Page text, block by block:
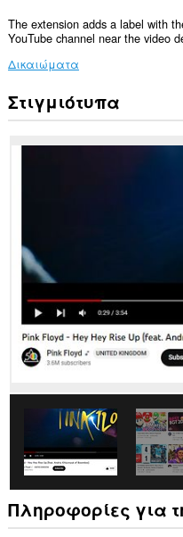
The extension adds a label with
YouTube channel near the video
Δικαιώματα
Αυτή
η
μπορεί
ορισμένους
ιστότοπους.
Στιγμιότυπα
Πληροφορίες για